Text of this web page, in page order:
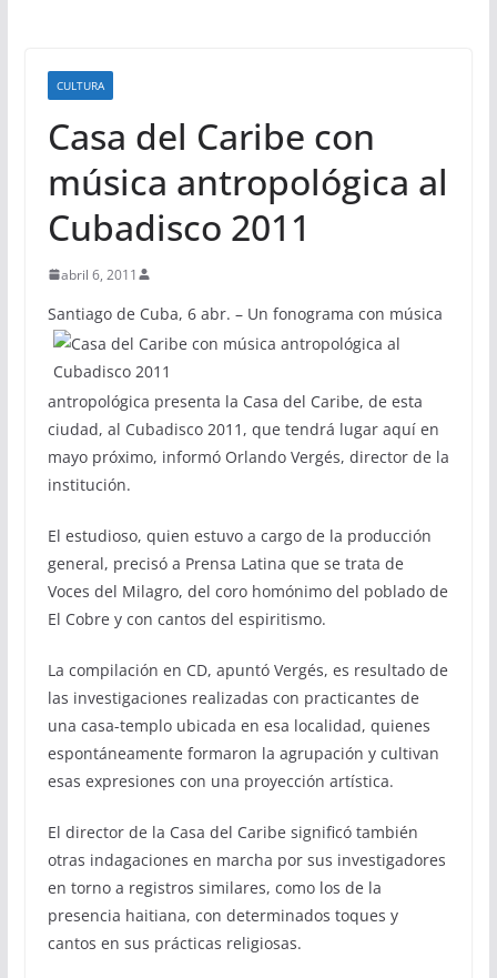
CULTURA
Casa del Caribe con
música antropológica al
Cubadisco 2011
abril 6, 2011
Santiago de Cuba, 6 abr. – Un fonograma con música
antropológica presenta la Casa del Caribe, de esta
ciudad, al Cubadisco 2011, que tendrá lugar aquí en
mayo próximo, informó Orlando Vergés, director de la
institución.
El estudioso, quien estuvo a cargo de la producción
general, precisó a Prensa Latina que se trata de
Voces del Milagro, del coro homónimo del poblado de
El Cobre y con cantos del espiritismo.
La compilación en CD, apuntó Vergés, es resultado de
las investigaciones realizadas con practicantes de
una casa-templo ubicada en esa localidad, quienes
espontáneamente formaron la agrupación y cultivan
esas expresiones con una proyección artística.
El director de la Casa del Caribe significó también
otras indagaciones en marcha por sus investigadores
en torno a registros similares, como los de la
presencia haitiana, con determinados toques y
cantos en sus prácticas religiosas.